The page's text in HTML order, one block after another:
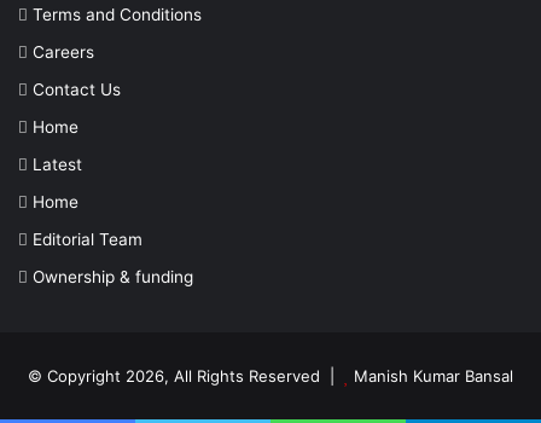
Terms and Conditions
Careers
Contact Us
Home
Latest
Home
Editorial Team
Ownership & funding
© Copyright 2026, All Rights Reserved | Manish Kumar Bansal